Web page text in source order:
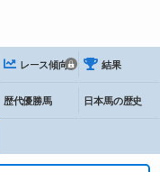
レース傾向 結果
歴代優勝馬 日本馬の歴史